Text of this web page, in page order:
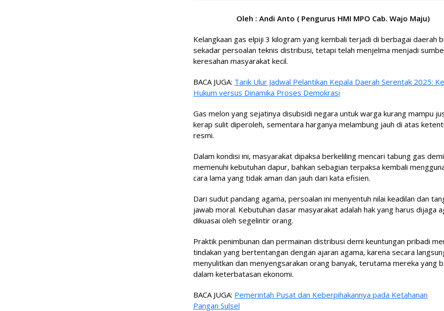
Oleh : Andi Anto ( Pengurus HMI MPO Cab. Wajo Maju)
Kelangkaan gas elpiji 3 kilogram yang kembali terjadi di berbagai daerah
sekadar persoalan teknis distribusi, tetapi telah menjelma menjadi
keresahan masyarakat kecil.
BACA JUGA: Tarik Ulur Jadwal Pelantikan Kepala Daerah Serentak 2025:
Hukum versus Dinamika Proses Demokrasi
Gas melon yang sejatinya disubsidi negara untuk warga kurang mampu
kerap sulit diperoleh, sementara harganya melambung jauh di atas
resmi.
Dalam kondisi ini, masyarakat dipaksa berkeliling mencari tabung gas demi
memenuhi kebutuhan dapur, bahkan sebagian terpaksa kembali
cara lama yang tidak aman dan jauh dari kata efisien.
Dari sudut pandang agama, persoalan ini menyentuh nilai keadilan dan
jawab moral. Kebutuhan dasar masyarakat adalah hak yang harus dijaga
dikuasai oleh segelintir orang.
Praktik penimbunan dan permainan distribusi demi keuntungan pribadi
tindakan yang bertentangan dengan ajaran agama, karena secara
menyulitkan dan menyengsarakan orang banyak, terutama mereka yang
dalam keterbatasan ekonomi.
BACA JUGA: Pemerintah Pusat dan Keberpihakannya pada Ketahanan
Pangan Sulsel